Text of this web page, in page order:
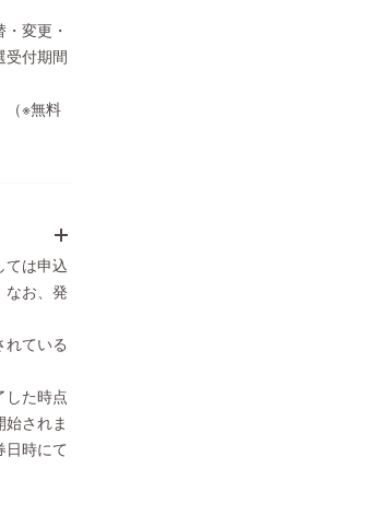
変更・
受付期間
（※無料
ては申込
なお、発
ている
した時点
されま
時にて